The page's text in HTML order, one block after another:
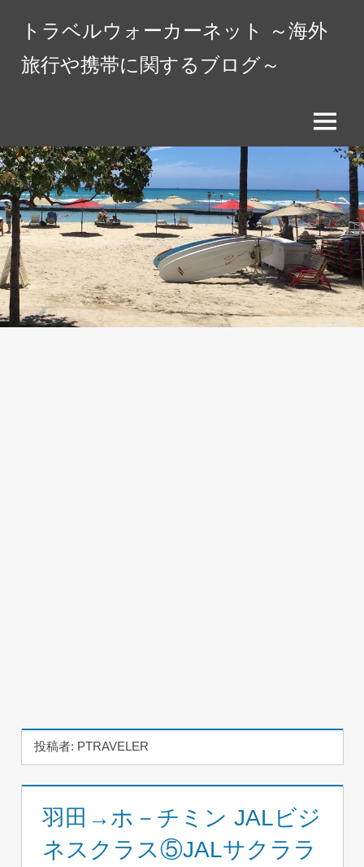
ス
キ
ッ
プ
トラベルウォーカーネット ～海外
旅行や携帯に関するブログ～
メ
ー
投稿者: PTRAVELER
羽田→ホ－チミン JALビジ
ネスクラス⑤JALサクララ